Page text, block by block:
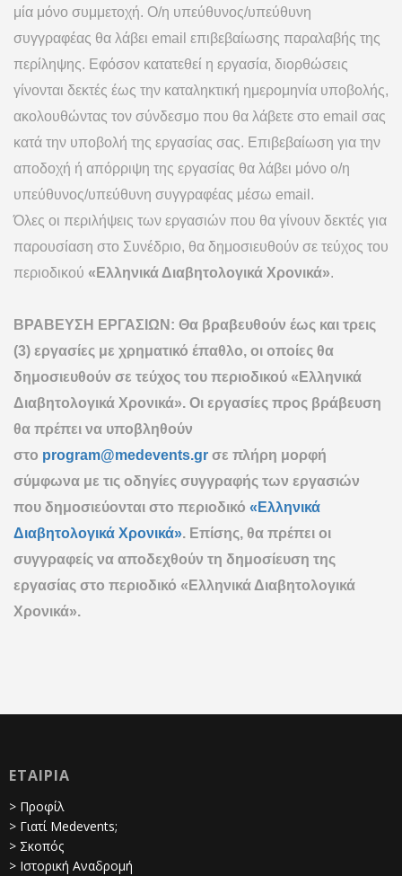
μία μόνο συμμετοχή. Ο/η υπεύθυνος/υπεύθυνη
συγγραφέας θα λάβει email επιβεβαίωσης παραλαβής της
περίληψης. Εφόσον κατατεθεί η εργασία, διορθώσεις
γίνονται δεκτές έως την καταληκτική ημερομηνία υποβολής,
ακολουθώντας τον σύνδεσμο που θα λάβετε στο email σας
κατά την υποβολή της εργασίας σας. Επιβεβαίωση για την
αποδοχή ή απόρριψη της εργασίας θα λάβει μόνο ο/η
υπεύθυνος/υπεύθυνη συγγραφέας μέσω email.
Όλες οι περιλήψεις των εργασιών που θα γίνουν δεκτές για
παρουσίαση στο Συνέδριο, θα δημοσιευθούν σε τεύχος του
περιοδικού «Ελληνικά Διαβητολογικά Χρονικά».
ΒΡΑΒΕΥΣΗ ΕΡΓΑΣΙΩΝ: Θα βραβευθούν έως και τρεις
(3) εργασίες με χρηματικό έπαθλο, οι οποίες θα
δημοσιευθούν σε τεύχος του περιοδικού «Ελληνικά
Διαβητολογικά Χρονικά». Οι εργασίες προς βράβευση
θα πρέπει να υποβληθούν
στο program@medevents.gr σε πλήρη μορφή
σύμφωνα με τις οδηγίες συγγραφής των εργασιών
που δημοσιεύονται στο περιοδικό «Ελληνικά
Διαβητολογικά Χρονικά». Επίσης, θα πρέπει οι
συγγραφείς να αποδεχθούν τη δημοσίευση της
εργασίας στο περιοδικό «Ελληνικά Διαβητολογικά
Χρονικά».
ΕΤΑΙΡΙΑ
> Προφίλ
> Γιατί Medevents;
> Σκοπός
> Ιστορική Αναδρομή